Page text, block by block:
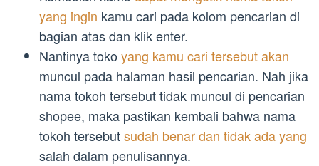
yang ingin kamu cari pada kolom pencarian di
bagian atas dan klik enter.
Nantinya tokoyang kamu cari tersebut akan
muncul pada halaman hasil pencarian. Nah jika
nama tokoh tersebut tidak muncul di pencarian
shopee, maka pastikan kembali bahwa nama
tokoh tersebutsudah benar dan tidak ada yang
salah dalam penulisannya.